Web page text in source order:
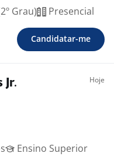
Grau) Presencial
Candidatar-me
Jr.
Hoje
Ensino Superior